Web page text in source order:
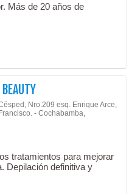
Más de 20 años de
Nro.209 esq. Enrique Arce,
- Cochabamba,
tratamientos para mejorar
Depilación definitiva y